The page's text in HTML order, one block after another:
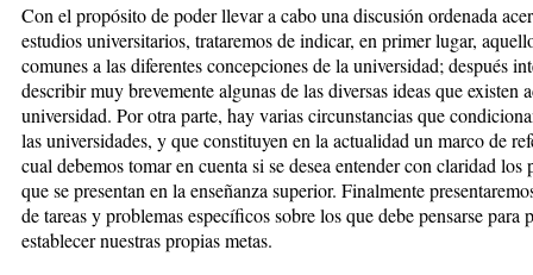
Con el propósito de poder llevar a ca­bo una discusión ordenada
estudios universitarios, tratare­mos de indicar, en primer lugar,
comunes a las diferentes concepciones de la universidad; des­pués
describir muy bre­vemente algunas de las diversas ideas que existen
universidad. Por otra parte, hay varias circunstancias que
las uni­ver­sidades, y que constituyen en la ac­tualidad un marco de
cual debemos tomar en cuenta si se de­sea entender con claridad los
que se presentan en la ense­ñan­za superior. Finalmente
de tareas y problemas específicos sobre los que debe pensar­se para
establecer nuestras pro­pias metas.